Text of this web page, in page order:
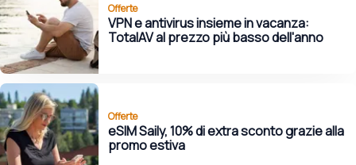
Offerte
VPN e antivirus insieme in vacanza:
TotalAV al prezzo più basso dell'anno
Offerte
eSIM Saily, 10% di extra sconto grazie alla
promo estiva